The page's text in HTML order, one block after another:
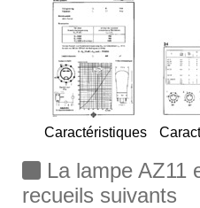
Caractéristiques
La lampe AZ11
recueils suivants